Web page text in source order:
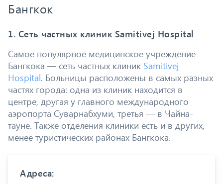
Бангкок
1. Сеть частных клиник Samitivej Hospital
Самое популярное медицинское учреждение
Бангкока — сеть частных клиник Samitivej
Hospital. Больницы расположены в самых разных
частях города: одна из клиник находится в
центре, другая у главного международного
аэропорта Суварнабхуми, третья — в Чайна-
тауне. Также отделения клиники есть и в других,
менее туристических районах Бангкока.
Адреса: